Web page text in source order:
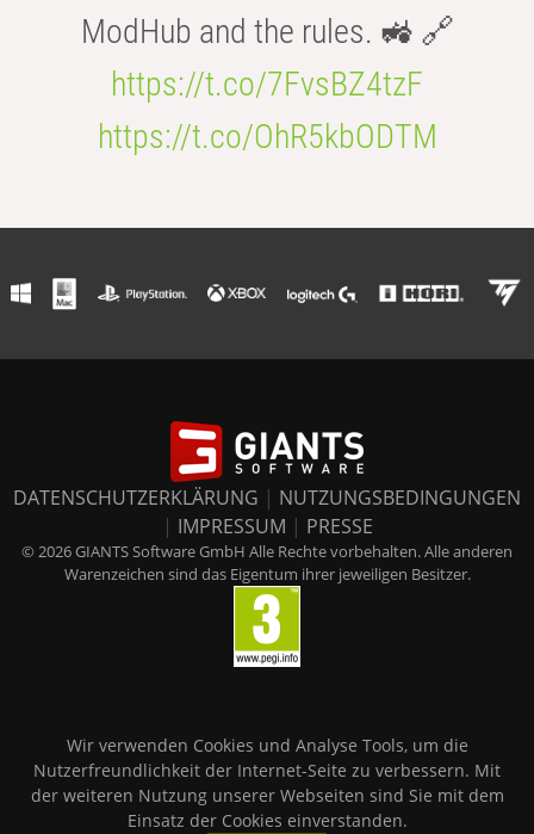
ModHub and the rules. 🚜 🔗
https://t.co/7FvsBZ4tzF
https://t.co/OhR5kbODTM
DATENSCHUTZERKLÄRUNG | NUTZUNGSBEDINGUNGEN
| IMPRESSUM | PRESSE
© 2026 GIANTS Software GmbH Alle Rechte vorbehalten. Alle anderen
Warenzeichen sind das Eigentum ihrer jeweiligen Besitzer.
Wir verwenden Cookies und Analyse Tools, um die
Nutzerfreundlichkeit der Internet-Seite zu verbessern. Mit
der weiteren Nutzung unserer Webseiten sind Sie mit dem
Einsatz der Cookies einverstanden.